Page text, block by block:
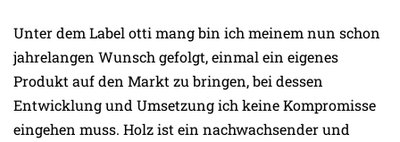
Unter dem Label otti mang bin ich meinem nun schon
jahrelangen Wunsch gefolgt, einmal ein eigenes
Produkt auf den Markt zu bringen, bei dessen
Entwicklung und Umsetzung ich keine Kompromisse
eingehen muss. Holz ist ein nachwachsender und